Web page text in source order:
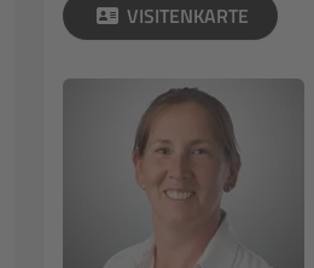
VISITENKARTE